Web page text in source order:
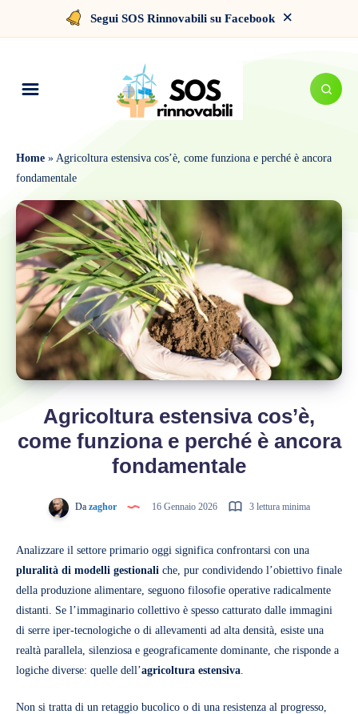
Segui SOS Rinnovabili su Facebook ×
Home » Agricoltura estensiva cos’è, come funziona e perché è ancora
fondamentale
Agricoltura estensiva cos’è,
come funziona e perché è ancora
fondamentale
Dazaghor 16 Gennaio 2026 3 lettura minima
Analizzare il settore primario oggi significa confrontarsi con una
pluralità di modelli gestionali che, pur condividendo l’obiettivo finale
della produzione alimentare, seguono filosofie operative radicalmente
distanti. Se l’immaginario collettivo è spesso catturato dalle immagini
di serre iper-tecnologiche o di allevamenti ad alta densità, esiste una
realtà parallela, silenziosa e geograficamente dominante, che risponde a
logiche diverse: quelle dell’agricoltura estensiva
Non si tratta di un retaggio bucolico o di una resistenza al progresso,